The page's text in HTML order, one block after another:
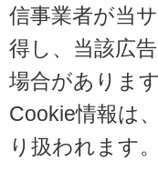
信事業者が当
得し、当該広
場合がありま
Cookie情報は
り扱われます。